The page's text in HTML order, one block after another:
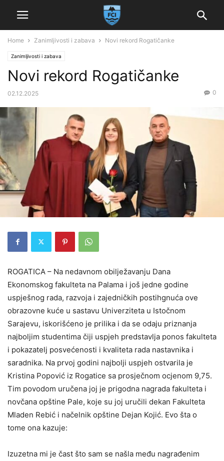
Home Zanimljivosti i zabava Novi rekord Rogatičanke
Zanimljivosti i zabava
Novi rekord Rogatičanke
02.12.2025 0
ROGATICA – Na nedavnom obilježavanju Dana
Ekonomskog fakulteta na Palama i još jedne godine
uspješnog rada, razvoja i zajedničkih postihgnuća ove
obrazovne kuće u sastavu Univerziteta u Istočnom
Sarajevu, iskorišćeno je prilika i da se odaju priznanja
najboljim studentima čiji uspjeh predstavlja ponos fakulteta
i pokazatelj posvećenosti i kvaliteta rada nastavnika i
saradnika. Na prvoj godini najbolji uspjeh ostvarila je
Kristina Popović iz Rogatice sa prosječnom ocjenom 9,75.
Tim povodom uručena joj je prigodna nagrada fakulteta i
novčana opštine Pale, koje su joj uručili dekan Fakulteta
Mladen Rebić i načelnik opštine Dejan Kojić. Evo šta o
tome ona kazuje:
Izuzetna mi je čast što sam se našla među nagrađenim